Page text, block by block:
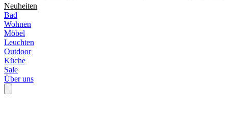
Neuheiten
Bad
Wohnen
Möbel
Leuchten
Outdoor
Küche
Sale
Über uns